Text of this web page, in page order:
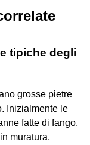
tipiche degli
grosse pietre
Inizialmente le
fatte di fango,
muratura,